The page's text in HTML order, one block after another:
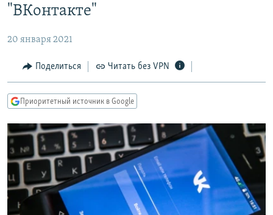
основному
Вернутся
Вернутся
поиску
МНЕНИЯ
КУЛЬТУРА
КАВКАЗ.РЕАЛИИ
СЕВЕР.РЕАЛИИ
СИБИРЬ.РЕАЛИИ
РАСПИСАНИЕ ВЕЩАНИЯ
ПОДПИШИТЕСЬ НА РАССЫЛКУ
"ВКонтакте"
20 января 2021
Поделиться Читать без VPN
Приоритетный источник в Google